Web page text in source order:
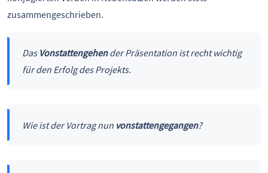
zusammengeschrieben.
Das Vonstattengehender Präsentation ist recht wichtig
für den Erfolg des Projekts.
Wie ist der Vortrag nun vonstattengegangen?